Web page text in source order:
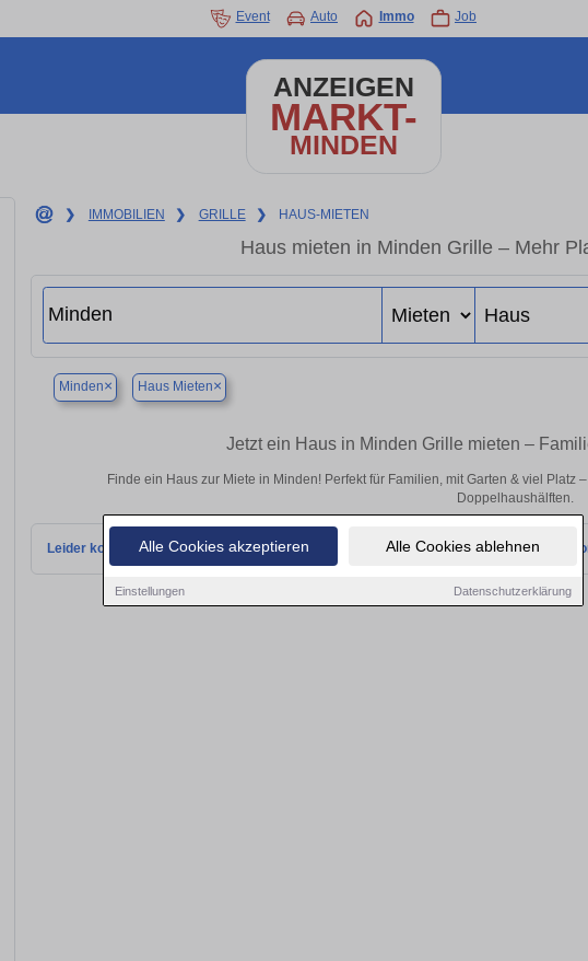
Alle Cookies akzeptieren Alle Cookies ablehnen
Einstellungen Datenschutzerklärung
Event Auto Immo Job
ANZEIGEN
MARKT-
MINDEN
❯ IMMOBILIEN ❯ GRILLE ❯ HAUS-MIETEN
Haus mieten in Minden Grille – Mehr
Minden× Haus Mieten×
Jetzt ein Haus in Minden Grille mieten –
Finde ein Haus zur Miete in Minden! Perfekt für Familien, mit Garten & viel
Doppelhaushälften.
Leider konnten wir derzeit keine passenden Objekte finden. Schauen Sie bald wieder